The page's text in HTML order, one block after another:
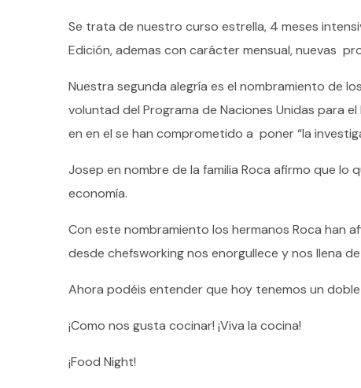
Se trata de nuestro curso estrella, 4 meses
Edición, ademas con carácter mensual, nuevas
Nuestra segunda alegría es el nombramiento de
voluntad del Programa de Naciones Unidas para
en en el se han comprometido a poner “la
Josep en nombre de la familia Roca afirmo que
economía.
Con este nombramiento los hermanos Roca han
desde chefsworking nos enorgullece y nos llena
Ahora podéis entender que hoy tenemos un
¡Como nos gusta cocinar! ¡Viva la cocina!
¡Food Night!